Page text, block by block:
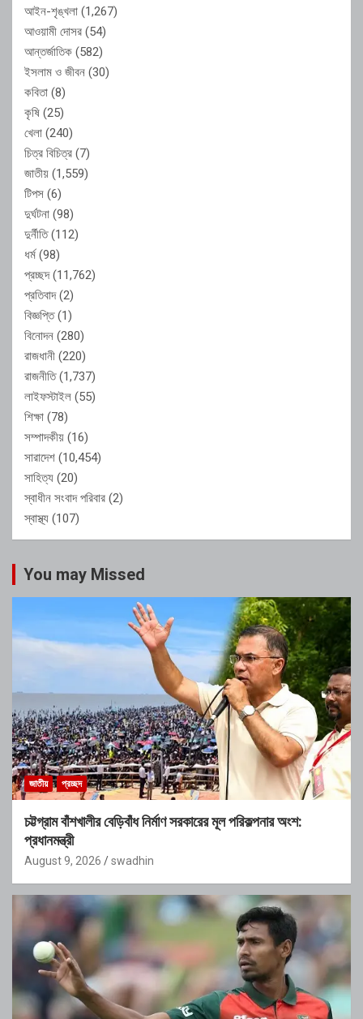
আইন-শৃঙ্খলা (1,267)
আওয়ামী দোসর (54)
আন্তর্জাতিক (582)
ইসলাম ও জীবন (30)
কবিতা (8)
কৃষি (25)
খেলা (240)
চিত্র বিচিত্র (7)
জাতীয় (1,559)
টিপস (6)
দুর্ঘটনা (98)
দুর্নীতি(112)
ধর্ম(98)
প্রচ্ছদ(11,762)
প্রতিবাদ(2)
বিজ্ঞপ্তি(1)
বিনোদন (280)
রাজধানী (220)
রাজনীতি(1,737)
লাইফস্টাইল (55)
শিক্ষা (78)
সম্পাদকীয় (16)
সারাদেশ (10,454)
সাহিত্য (20)
স্বাধীন সংবাদ পরিবার (2)
স্বাস্থ্য (107)
You may Missed
জাতীয় প্রচ্ছদ
চট্টগ্রাম বাঁশখালীর বেড়িবাঁধ নির্মাণ সরকারের মূল পরিকল্পনার অংশ:
প্রধানমন্ত্রী
August 9, 2026 swadhin